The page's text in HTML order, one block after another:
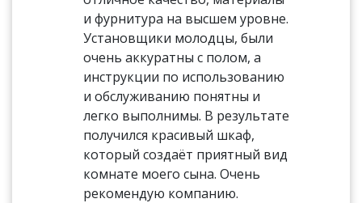
и фурнитура на высшем уровне.
Установщики молодцы, были
очень аккуратны с полом, а
инструкции по использованию
и обслуживанию понятны и
легко выполнимы. В результате
получился красивый шкаф,
который создаёт приятный вид
комнате моего сына. Очень
рекомендую компанию.